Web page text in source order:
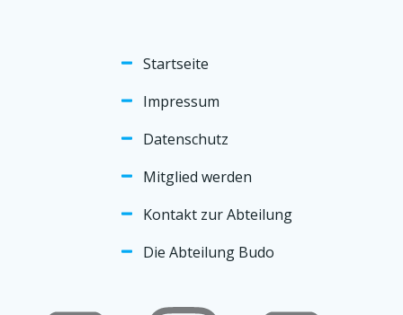
Startseite
Impressum
Datenschutz
Mitglied werden
Kontakt zur Abteilung
Die Abteilung Budo